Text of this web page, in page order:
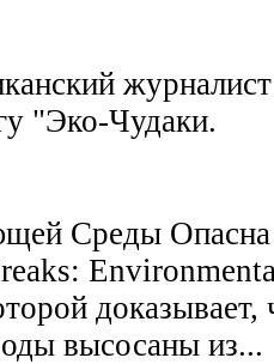
"Эко-Чудаки.
Среды Опасна
доказывает,
высосаны из...